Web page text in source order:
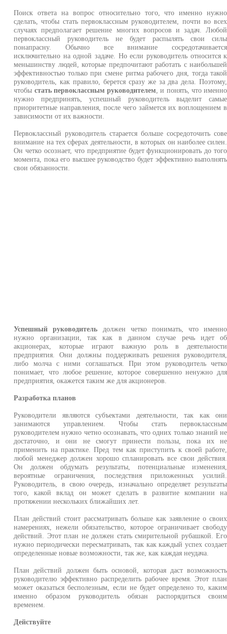
Поиск ответа на вопрос относительно того, что именно нужно
сделать, чтобы стать первоклассным руководителем, почти во всех
случаях предполагает решение многих вопросов и задач. Любой
первоклассный руководитель не будет распылять свои силы
понапрасну. Обычно все внимание сосредотачивается
исключительно на одной задаче. Но если руководитель относится к
меньшинству людей, которые предпочитают работать с наибольшей
эффективностью только при смене ритма рабочего дня, тогда такой
руководитель, как правило, берется сразу же за два дела. Поэтому,
чтобы стать первоклассным руководителем , и понять, что именно
нужно предпринять, успешный руководитель выделит самые
приоритетные направления, после чего займется их воплощением в
зависимости от их важности.
Первоклассный руководитель старается больше сосредоточить сове
внимание на тех сферах деятельности, в которых он наиболее силен.
Он четко осознает, что предприятие будет функционировать до того
момента, пока его высшее руководство будет эффективно выполнять
свои обязанности.
Успешный руководитель должен четко понимать, что именно
нужно организации, так как в данном случае речь идет об
акционерах, которые играют важную роль в деятельности
предприятия. Они должны поддерживать решения руководителя,
либо молча с ними соглашаться. При этом руководитель четко
понимает, что любое решение, которое совершенно ненужно для
предприятия, окажется таким же для акционеров.
Разработка планов
Руководители являются субъектами деятельности, так как они
занимаются управлением. Чтобы стать первоклассным
руководителем нужно четно осознавать, что одних только знаний не
достаточно, и они не смогут принести пользы, пока их не
применить на практике. Пред тем как приступить к своей работе,
любой менеджер должен хорошо спланировать все свои действия.
Он должен обдумать результаты, потенциальные изменения,
вероятные ограничения, последствия приложенных усилий.
Руководитель, в свою очередь, изначально определяет результаты
того, какой вклад он может сделать в развитие компании на
протяжении нескольких ближайших лет.
План действий стоит рассматривать больше как заявление о своих
намерениях, нежели обязательство, которое ограничивает свободу
действий. Этот план не должен стать смирительной рубашкой. Его
нужно периодически пересматривать, так как каждый успех создает
определенные новые возможности, так же, как каждая неудача.
План действий должен быть основой, которая даст возможность
руководителю эффективно распределить рабочее время. Этот план
может оказаться бесполезным, если не будет определено то, каким
именно образом руководитель обязан распорядиться своим
временем.
Действуйте